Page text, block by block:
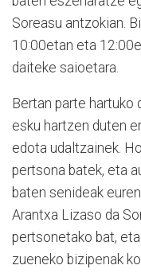
Soreasu antzokian.
10:00etan eta
daiteke saioetara.
Bertan parte hartuko
esku hartzen duten
edota udaltzainek.
pertsona batek, eta
baten senideak
Arantxa Lizaso da
pertsonetako bat,
zueneko bizipenak